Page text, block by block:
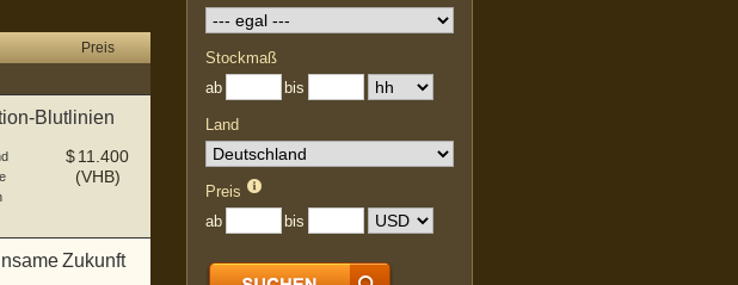
Preis
Blutlinien
$ 11.400
(VHB)
Zukunft
Stockmaß
ab
bis
Land
Preis
ab
bis